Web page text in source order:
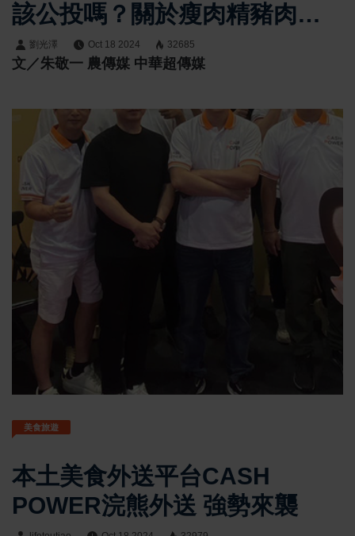
該公投嗎？關於瘦肉精豬肉進
口一案
劉光澤 Oct 18 2024 32685
文／朱敬一 農傳媒 中華超傳媒
美食旅遊
本土美食外送平台CASH
POWER浣熊外送 強勢來襲